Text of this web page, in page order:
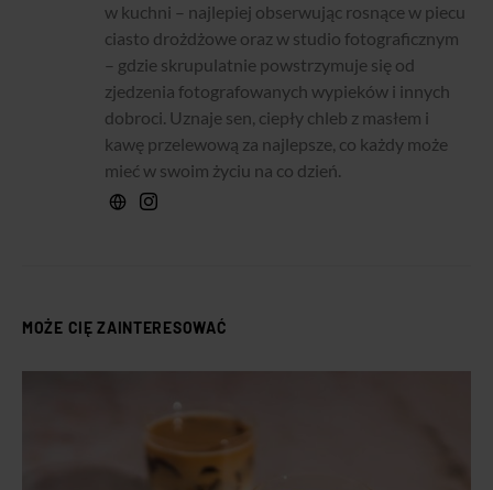
w kuchni – najlepiej obserwując rosnące w piecu
ciasto drożdżowe oraz w studio fotograficznym
– gdzie skrupulatnie powstrzymuje się od
zjedzenia fotografowanych wypieków i innych
dobroci. Uznaje sen, ciepły chleb z masłem i
kawę przelewową za najlepsze, co każdy może
mieć w swoim życiu na co dzień.
MOŻE CIĘ ZAINTERESOWAĆ